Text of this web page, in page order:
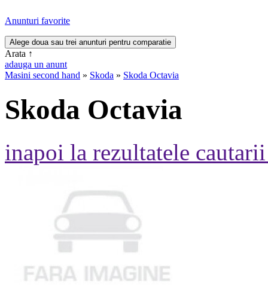
Anunturi favorite
Arata ↑
adauga un anunt
Masini second hand » Skoda » Skoda Octavia
Skoda Octavia
inapoi la rezultatele